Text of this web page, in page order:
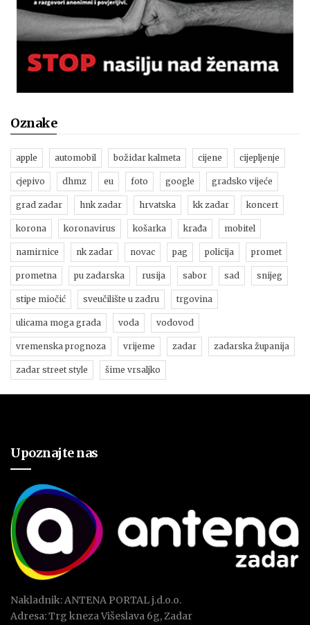
Oznake
apple automobil božidar kalmeta cijene cijepljenje
cjepivo dhmz eu foto google gradsko vijeće
grad zadar hnk zadar hrvatska kk zadar koncert
korona koronavirus košarka krađa mobitel
namirnice nk zadar novac pag policija promet
prometna pu zadarska rusija sabor sad snijeg
stipe miočić sveučilište u zadru trgovina
ulicama moga grada voda vodovod
vremenska prognoza vrijeme zadar zadarska županija
zadar street style šime vrsaljko
Upoznajte nas
Nakladnik: ANTENA PORTAL j.d.o.o.
Adresa: Trg kneza Višeslava 6g, Zadar